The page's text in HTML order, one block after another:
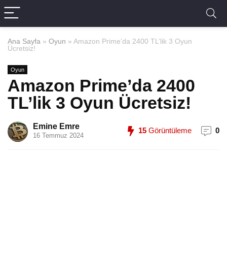
Ana Sayfa » Oyun » Amazon Prime’da 2400 TL’lik 3 Oyun
Ücretsiz!
Oyun
Amazon Prime’da 2400
TL’lik 3 Oyun Ücretsiz!
Emine Emre
16 Temmuz 2024
15 Görüntüleme 0